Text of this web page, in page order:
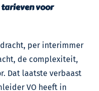
voor
per interimmer
de complexiteit,
Dat laatste verbaast
VO heeft in